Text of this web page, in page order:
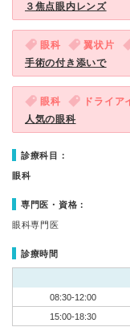
３焦点眼内レンズ
眼科 翼状片
手術の付き添いで
眼科 ドライア
人気の眼科
診療科目：
眼科
専門医・資格：
眼科専門医
診療時間
08:30-12:00
15:00-18:30